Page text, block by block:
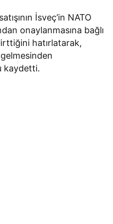
İsveç’in NATO
onaylanmasına bağlı
hatırlatarak,
kaydetti.